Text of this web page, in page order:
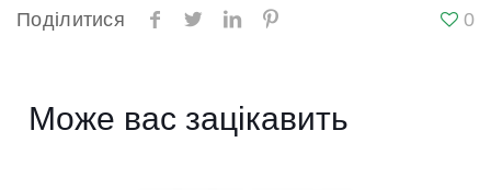
Поділитися 0
Може вас зацікавить